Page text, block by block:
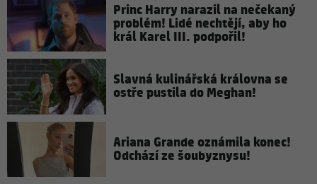
Princ Harry narazil na nečekaný
problém! Lidé nechtějí, aby ho
král Karel III. podpořil!
Slavná kulinářská královna se
ostře pustila do Meghan!
Ariana Grande oznámila konec!
Odchází ze šoubyznysu!